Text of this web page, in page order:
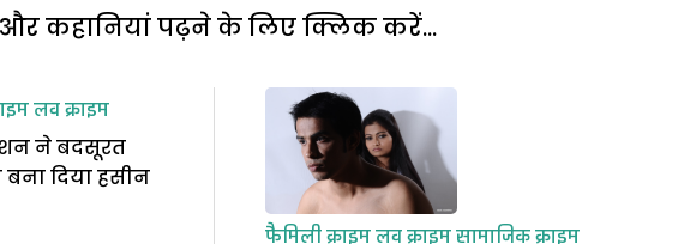
और कहानियां पढ़ने के लिए क्लिक करें...
लव क्राइम
ने बदसूरत
दिया हसीन